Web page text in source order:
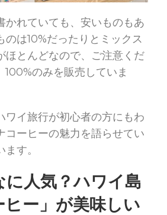
かれていても、安いものもあ
のは10%だったりとミックス
ほとんどなので、ご注意くだ
100%のみを販売していま
ワイ旅行が初心者の方にもわ
コーヒーの魅力を語らせてい
す。
人気？ハワイ島
ヒー」が美味しい